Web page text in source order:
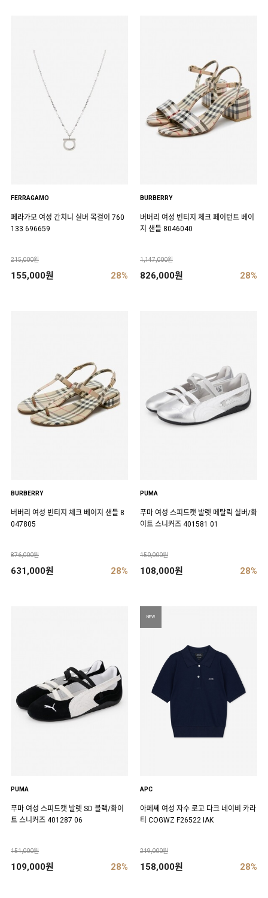
FERRAGAMO
페라가모 여성 간치니 실버 목걸이 760
133 696659
215,000원
155,000원 28%
BURBERRY
버버리 여성 빈티지 체크 페이턴트 베이
지 샌들 8046040
1,147,000원
826,000원 28%
BURBERRY
버버리 여성 빈티지 체크 베이지 샌들 8
047805
876,000원
631,000원 28%
PUMA
푸마 여성 스피드캣 발렛 메탈릭 실버/화
이트 스니커즈 401581 01
150,000원
108,000원 28%
PUMA
푸마 여성 스피드캣 발렛 SD 블랙/화이
트 스니커즈 401287 06
151,000원
109,000원 28%
NEW
APC
아페쎄 여성 자수 로고 다크 네이비 카라
티 COGWZ F26522 IAK
219,000원
158,000원 28%